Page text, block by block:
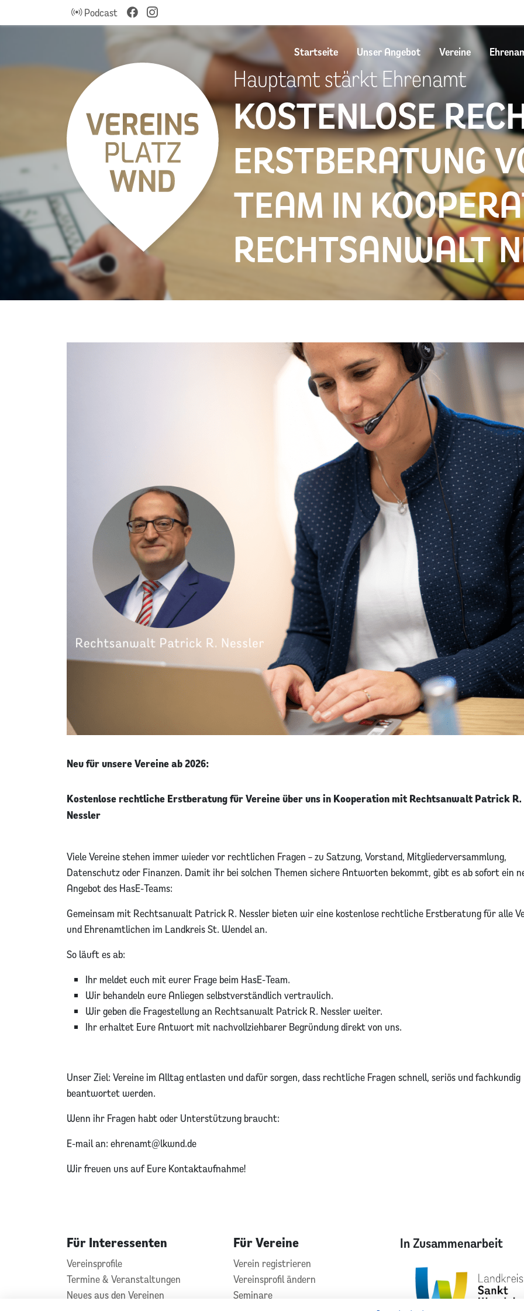
Podcast
Startseite Unser Angebot Vereine
KOSTENLOSE
ERSTBERATUNG
TEAM IN
RECHTSANWALT
Hauptamt stärkt Ehrenamt
Neu für unsere Vereine ab 2026:
Kostenlose rechtliche Erstberatung für Vereine über uns in Kooperation mit Rechtsanwalt Patrick R.
Nessler
Viele Vereine stehen immer wieder vor rechtlichen Fragen – zu Satzung, Vorstand, Mitgliederversammlung,
Datenschutz oder Finanzen. Damit ihr bei solchen Themen sichere Antworten bekommt, gibt es ab sofort ein
Angebot des HasE-Teams:
Gemeinsam mit Rechtsanwalt Patrick R. Nessler bieten wir eine kostenlose rechtliche Erstberatung für alle
und Ehrenamtlichen im Landkreis St. Wendel an.
So läuft es ab:
Ihr meldet euch mit eurer Frage beim HasE-Team.
Wir behandeln eure Anliegen selbstverständlich vertraulich.
Wir geben die Fragestellung an Rechtsanwalt Patrick R. Nessler weiter.
Ihr erhaltet Eure Antwort mit nachvollziehbarer Begründung direkt von uns.
Unser Ziel: Vereine im Alltag entlasten und dafür sorgen, dass rechtliche Fragen schnell, seriös und fachkundig
beantwortet werden.
Wenn ihr Fragen habt oder Unterstützung braucht:
E-mail an: ehrenamt@lkwnd.de
Wir freuen uns auf Eure Kontaktaufnahme!
Für Interessenten
Vereinsprofile
Termine & Veranstaltungen
Neues aus den Vereinen
Für Vereine
Verein registrieren
Vereinsprofil ändern
Seminare
In Zusammenarbeit